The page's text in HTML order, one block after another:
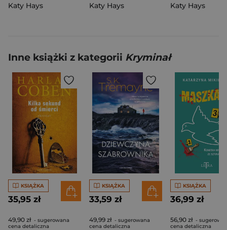
Katy Hays
Katy Hays
Katy Hays
Inne książki z kategorii Kryminał
KSIĄŻKA
35,95 zł
49,90 zł - sugerowana
cena detaliczna
KSIĄŻKA
33,59 zł
49,99 zł - sugerowana
cena detaliczna
KSIĄŻKA
36,99 zł
56,90 zł -
cena detaliczna